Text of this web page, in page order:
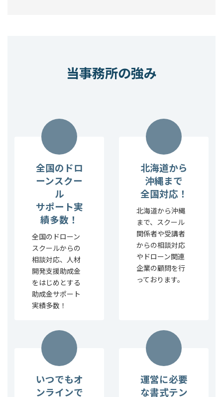
当事務所の強み
全国のドロ
ーンスクー
ル
サポート実
績多数！
全国のドローン
スクールからの
相談対応、人材
開発支援助成金
をはじめとする
助成金サポート
実績多数！
北海道から
沖縄まで
全国対応！
北海道から沖縄
まで、スクール
関係者や受講者
からの相談対応
やドローン関連
企業の顧問を行
っております。
いつでもオ
ンラインで
運営に必要
な書式テン